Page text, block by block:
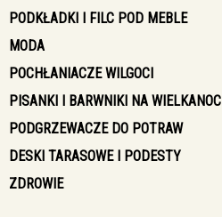
PODKŁADKI I FILC POD MEBLE
MODA
POCHŁANIACZE WILGOCI
PISANKI I BARWNIKI NA WIELKANOC
PODGRZEWACZE DO POTRAW
DESKI TARASOWE I PODESTY
ZDROWIE